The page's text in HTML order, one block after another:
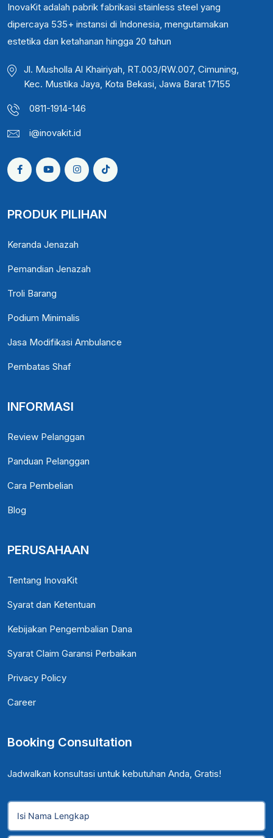
InovaKit adalah pabrik fabrikasi stainless steel yang
dipercaya 535+ instansi di Indonesia, mengutamakan
estetika dan ketahanan hingga 20 tahun
Jl. Musholla Al Khairiyah, RT.003/RW.007, Cimuning,
Kec. Mustika Jaya, Kota Bekasi, Jawa Barat 17155
0811-1914-146
i@inovakit.id
PRODUK PILIHAN
Keranda Jenazah
Pemandian Jenazah
Troli Barang
Podium Minimalis
Jasa Modifikasi Ambulance
Pembatas Shaf
INFORMASI
Review Pelanggan
Panduan Pelanggan
Cara Pembelian
Blog
PERUSAHAAN
Tentang InovaKit
Syarat dan Ketentuan
Kebijakan Pengembalian Dana
Syarat Claim Garansi Perbaikan
Privacy Policy
Career
Booking Consultation
Jadwalkan konsultasi untuk kebutuhan Anda, Gratis!